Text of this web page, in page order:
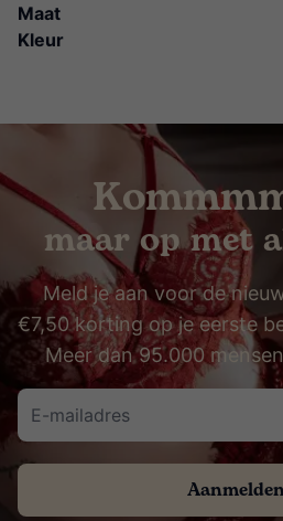
Maat
Kleur
maar op met
Meld je aan voor de
€7,50 korting op je eerste
Meer dan 95.000